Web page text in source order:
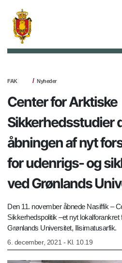
FAK Nyheder
Center for Arktiske
Sikkerhedsstudier
åbningen af nyt
for udenrigs- og
ved Grønlands
Den 11. november åbnede Nasiffik –
Sikkerhedspolitik –et nyt
Grønlands Universitet, Ilisimatusarfik.
6. december, 2021 - Kl. 10.19